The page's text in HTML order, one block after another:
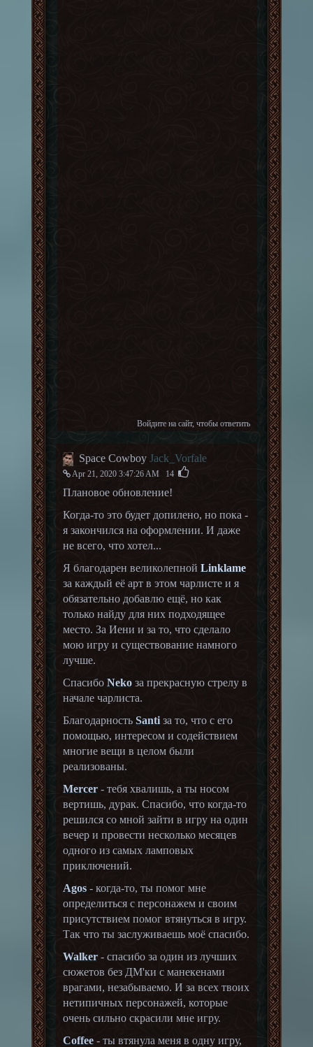
Войдите на сайт, чтобы ответить
Space Cowboy Jack_Vorfale
Apr 21, 2020 3:47:26 AM 14
Плановое обновление!
Когда-то это будет допилено, но пока -
я закончился на оформлении. И даже
не всего, что хотел...
Я благодарен великолепной Linklame
за каждый её арт в этом чарлисте и я
обязательно добавлю ещё, но как
только найду для них подходящее
место. За Иени и за то, что сделало
мою игру и существование намного
лучше.
Спасибо Nekoза прекрасную стрелу в
начале чарлиста.
Благодарность Santi за то, что с его
помощью, интересом и содействием
многие вещи в целом были
реализованы.
Mercer- тебя хвалишь, а ты носом
вертишь, дурак. Спасибо, что когда-то
решился со мной зайти в игру на один
вечер и провести несколько месяцев
одного из самых ламповых
приключений.
Agos- когда-то, ты помог мне
определиться с персонажем и своим
присутствием помог втянуться в игру.
Так что ты заслуживаешь моё спасибо.
Walker- спасибо за один из лучших
сюжетов без ДМ'ки с манекенами
врагами, незабываемо. И за всех твоих
нетипичных персонажей, которые
очень сильно скрасили мне игру.
Coffee- ты втянула меня в одну игру,